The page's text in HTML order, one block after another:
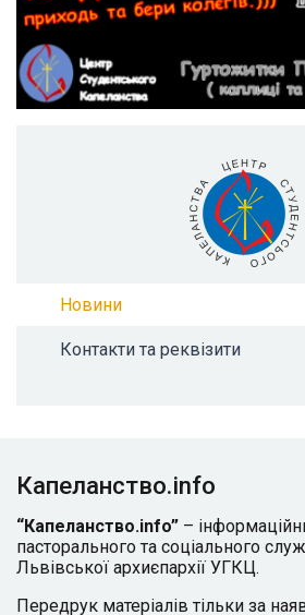
Новини
Контакти та реквізити
Капеланство.info
“Капеланство.info” –
пасторального та соціального
Львівської архиєпархії УГКЦ.
Передрук матеріалів тільки за